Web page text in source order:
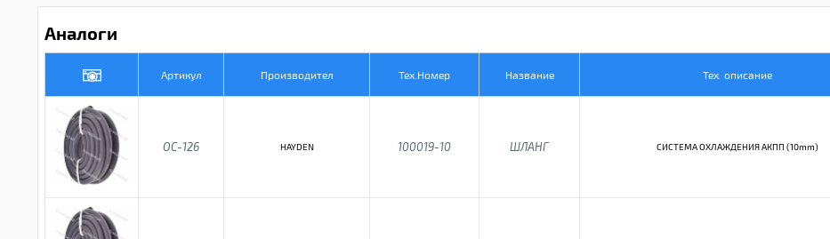
Аналоги
Артикул Производител Тех.Номер Название Тех. описание
OC-126 HAYDEN 100019-10 ШЛАНГ СИСТЕМА ОХЛАЖДЕНИЯ АКПП (10mm)